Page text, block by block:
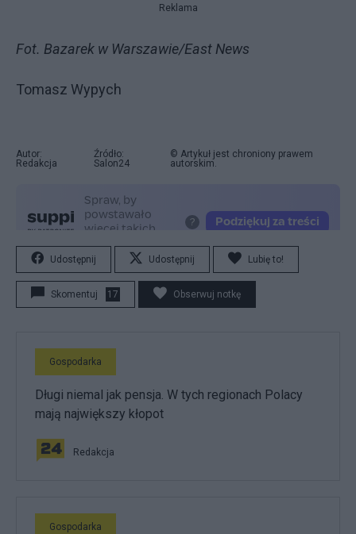
Reklama
Fot. Bazarek w Warszawie/East News
Tomasz Wypych
Autor:
Redakcja
Źródło:
Salon24
© Artykuł jest chroniony prawem
autorskim.
Udostępnij Udostępnij Lubię to!
Skomentuj 17 Obserwuj notkę
Gospodarka
Długi niemal jak pensja. W tych regionach Polacy
mają największy kłopot
Redakcja
Gospodarka